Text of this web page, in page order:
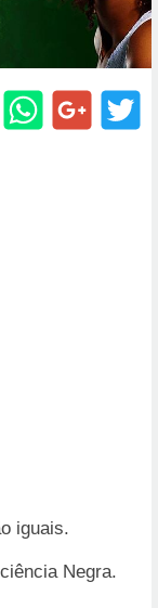
iguais.
Negra.